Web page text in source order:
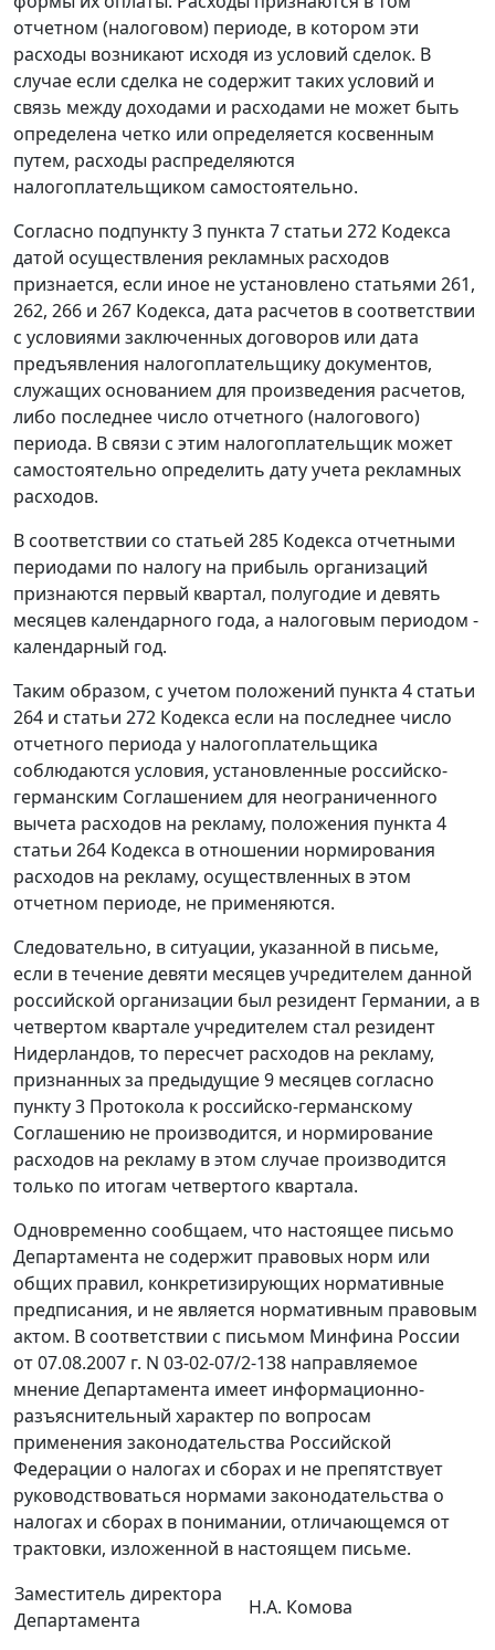
отчетном (налоговом) периоде, в котором эти
расходы возникают исходя из условий сделок. В
случае если сделка не содержит таких условий и
связь между доходами и расходами не может быть
определена четко или определяется косвенным
путем, расходы распределяются
налогоплательщиком самостоятельно.
Согласно подпункту 3 пункта 7 статьи 272 Кодекса
датой осуществления рекламных расходов
признается, если иное не установлено статьями 261,
262, 266 и 267 Кодекса, дата расчетов в соответствии
с условиями заключенных договоров или дата
предъявления налогоплательщику документов,
служащих основанием для произведения расчетов,
либо последнее число отчетного (налогового)
периода. В связи с этим налогоплательщик может
самостоятельно определить дату учета рекламных
расходов.
В соответствии со статьей 285 Кодекса отчетными
периодами по налогу на прибыль организаций
признаются первый квартал, полугодие и девять
месяцев календарного года, а налоговым периодом -
календарный год.
Таким образом, с учетом положений пункта 4 статьи
264 и статьи 272 Кодекса если на последнее число
отчетного периода у налогоплательщика
соблюдаются условия, установленные российско-
германским Соглашением для неограниченного
вычета расходов на рекламу, положения пункта 4
статьи 264 Кодекса в отношении нормирования
расходов на рекламу, осуществленных в этом
отчетном периоде, не применяются.
Следовательно, в ситуации, указанной в письме,
если в течение девяти месяцев учредителем данной
российской организации был резидент Германии, а в
четвертом квартале учредителем стал резидент
Нидерландов, то пересчет расходов на рекламу,
признанных за предыдущие 9 месяцев согласно
пункту 3 Протокола к российско-германскому
Соглашению не производится, и нормирование
расходов на рекламу в этом случае производится
только по итогам четвертого квартала.
Одновременно сообщаем, что настоящее письмо
Департамента не содержит правовых норм или
общих правил, конкретизирующих нормативные
предписания, и не является нормативным правовым
актом. В соответствии с письмом Минфина России
от 07.08.2007 г. N 03-02-07/2-138 направляемое
мнение Департамента имеет информационно-
разъяснительный характер по вопросам
применения законодательства Российской
Федерации о налогах и сборах и не препятствует
руководствоваться нормами законодательства о
налогах и сборах в понимании, отличающемся от
трактовки, изложенной в настоящем письме.
Заместитель директора
Департамента
Н.А. Комова